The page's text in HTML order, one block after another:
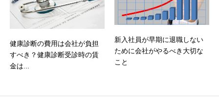
健康診断の費用は会社が負担
すべき？健康診断受診時の賃
金は...
新入社員が早期に退職しない
ために会社がやるべき大切な
こと